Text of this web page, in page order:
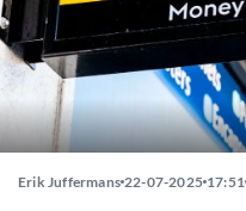
Erik Juffermans 22-07-2025 17:51